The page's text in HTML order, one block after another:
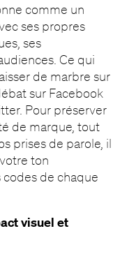
comme un
ses propres
ses
Ce qui
de marbre sur
sur Facebook
Pour préserver
de marque, tout
prises de parole, il
ton
de chaque
visuel et